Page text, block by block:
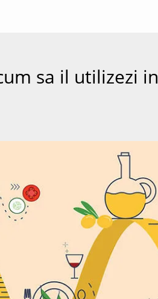
sa il utilizezi in